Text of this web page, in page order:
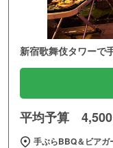
新宿歌舞伎タワーで
平均予算
手ぶらBBQ＆ビアガ